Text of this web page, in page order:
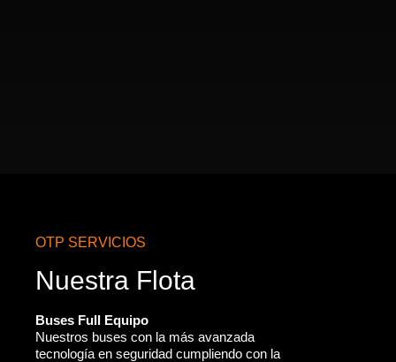
OTP SERVICIOS
Nuestra Flota
Buses Full Equipo
Nuestros buses con la más avanzada
tecnología en seguridad cumpliendo con la